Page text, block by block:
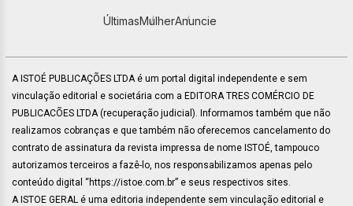
ÚltimasMulherAnuncie
A ISTOÉ PUBLICAÇÕES LTDA é um portal digital independente e sem
vinculação editorial e societária com a EDITORA TRES COMÉRCIO DE
PUBLICACÕES LTDA (recuperação judicial). Informamos também que não
realizamos cobranças e que também não oferecemos cancelamento do
contrato de assinatura da revista impressa de nome ISTOÉ, tampouco
autorizamos terceiros a fazê-lo, nos responsabilizamos apenas pelo
conteúdo digital “https://istoe.com.br” e seus respectivos sites.
A ISTOE GERAL é uma editoria independente sem vinculação editorial e